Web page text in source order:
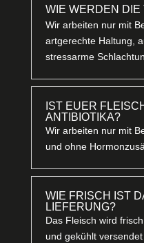
WIE WERDEN
Wir arbeiten nur mit
artgerechte Haltung,
stressarme
IST EUER
ANTIBIOTIKA?
Wir arbeiten nur mit
und ohne
WIE FRISCH IST
LIEFERUNG?
Das Fleisch wird
und gekühlt